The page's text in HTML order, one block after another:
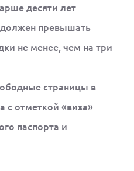
десяти лет
превышать
не менее, чем на три
страницы в
с отметкой «виза»
паспорта и